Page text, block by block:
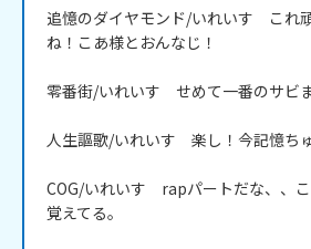
追憶のダイヤモンド/いれいす　これ
ね！こあ様とおんなじ！
零番街/いれいす　せめて一番のサビ
人生謳歌/いれいす　楽し！今記憶ち
COG/いれいす　rapパートだな、、
覚えてる。